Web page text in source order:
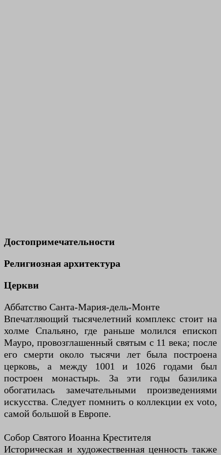
Достопримечательности
Религиозная архитектура
Церкви
Аббатство Санта-Мария-дель-Монте
Впечатляющий тысячелетний комплекс стоит на
холме Спальяно, где раньше молился епископ
Мауро, провозглашенный святым с 11 века; после
его смерти около тысячи лет была построена
церковь, а между 1001 и 1026 годами был
построен монастырь. За эти годы базилика
обогатилась замечательными произведениями
искусства. Следует помнить о коллекции ex voto,
самой большой в Европе.
Собор Святого Иоанна Крестителя
Историческая и художественная ценность также